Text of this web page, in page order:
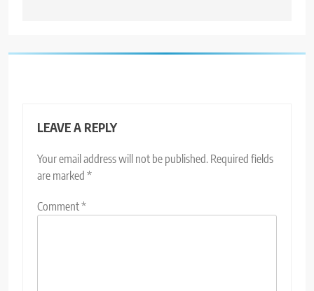
LEAVE A REPLY
Your email address will not be published. Required fields
are marked *
Comment*